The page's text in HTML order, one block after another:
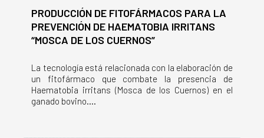
PRODUCCIÓN DE FITOFÁRMACOS PARA LA
PREVENCIÓN DE HAEMATOBIA IRRITANS
“MOSCA DE LOS CUERNOS”
La tecnología está relacionada con la elaboración de
un fitofármaco que combate la presencia de
Haematobia irritans (Mosca de los Cuernos) en el
ganado bovino....